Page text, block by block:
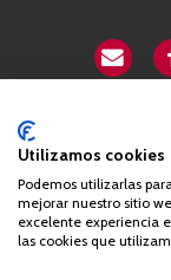
Utilizamos cookies
Podemos utilizarlas
mejorar nuestro sitio
excelente experiencia
las cookies que